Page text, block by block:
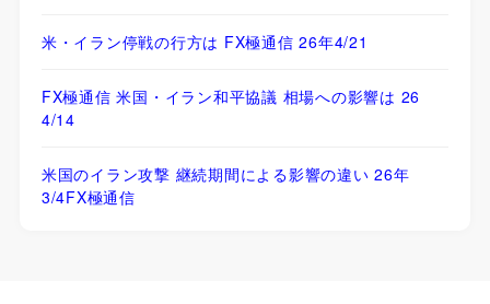
米・イラン停戦の行方は FX極通信 26年4/21
FX極通信 米国・イラン和平協議 相場への影響は 26
4/14
米国のイラン攻撃 継続期間による影響の違い 26年
3/4FX極通信